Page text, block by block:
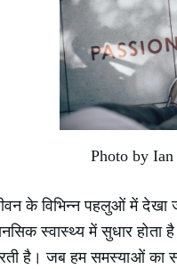
Photo by Ian
के विभिन्न पहलुओं में देखा
स्वास्थ्य में सुधार
है। जब हम समस्याओं का